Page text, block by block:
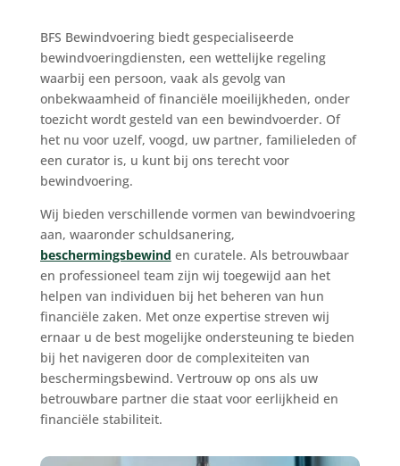
BFS Bewindvoering biedt gespecialiseerde
bewindvoeringdiensten, een wettelijke regeling
waarbij een persoon, vaak als gevolg van
onbekwaamheid of financiële moeilijkheden, onder
toezicht wordt gesteld van een bewindvoerder. Of
het nu voor uzelf, voogd, uw partner, familieleden of
een curator is, u kunt bij ons terecht voor
bewindvoering.
Wij bieden verschillende vormen van bewindvoering
aan, waaronder schuldsanering,
beschermingsbewind en curatele. Als betrouwbaar
en professioneel team zijn wij toegewijd aan het
helpen van individuen bij het beheren van hun
financiële zaken. Met onze expertise streven wij
ernaar u de best mogelijke ondersteuning te bieden
bij het navigeren door de complexiteiten van
beschermingsbewind. Vertrouw op ons als uw
betrouwbare partner die staat voor eerlijkheid en
financiële stabiliteit.